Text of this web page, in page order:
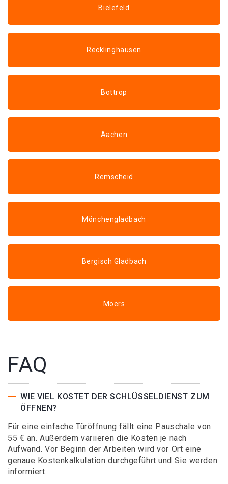
Bielefeld
Recklinghausen
Bottrop
Aachen
Remscheid
Mönchengladbach
Bergisch Gladbach
Moers
FAQ
WIE VIEL KOSTET DER SCHLÜSSELDIENST ZUM
ÖFFNEN?
Für eine einfache Türöffnung fällt eine Pauschale von
55 € an. Außerdem variieren die Kosten je nach
Aufwand. Vor Beginn der Arbeiten wird vor Ort eine
genaue Kostenkalkulation durchgeführt und Sie werden
informiert.